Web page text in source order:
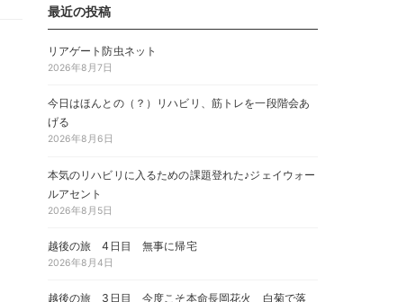
最近の投稿
リアゲート防虫ネット
2026年8月7日
今日はほんとの（？）リハビリ、筋トレを一段階会あ
げる
2026年8月6日
本気のリハビリに入るための課題登れた♪ジェイウォー
ルアセント
2026年8月5日
越後の旅 4日目 無事に帰宅
2026年8月4日
越後の旅 3日目 今度こそ本命長岡花火 白菊で落